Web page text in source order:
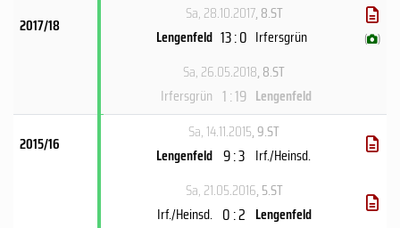
2017/18
Sa, 28.10.2017, 8.ST
Lengenfeld 13 : 0 Irfersgrün ( )
Sa, 26.05.2018, 8.ST
Irfersgrün 1 : 19 Lengenfeld
2015/16
Sa, 14.11.2015, 9.ST
Lengenfeld 9 : 3 Irf./Heinsd.
Sa, 21.05.2016, 5.ST
Irf./Heinsd. 0 : 2 Lengenfeld